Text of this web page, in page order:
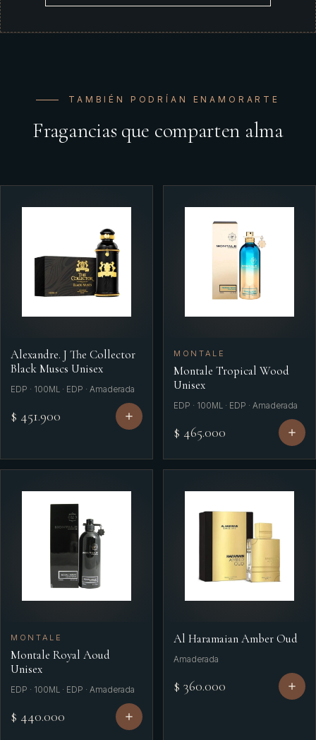
TAMBIÉN PODRÍAN ENAMORARTE
Fragancias que comparten alma
Alexandre. J The Collector
Black Muscs Unisex
EDP · 100ML · EDP · Amaderada
$ 451.900
MONTALE
Montale Tropical Wood
Unisex
EDP · 100ML · EDP · Amaderada
$ 465.000
MONTALE
Montale Royal Aoud
Unisex
EDP · 100ML · EDP · Amaderada
$ 440.000
Al Haramaian Amber Oud
Amaderada
$ 360.000